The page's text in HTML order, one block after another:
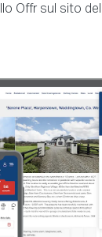
Offr sul sito